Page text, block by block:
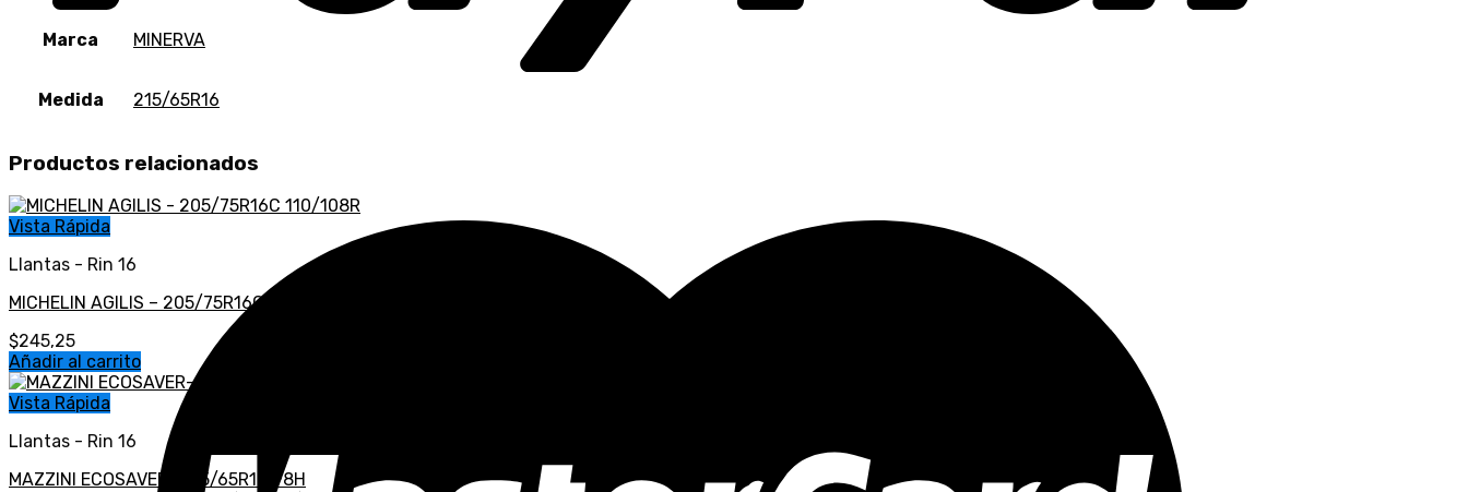
Marca MINERVA
Medida 215/65R16
Productos relacionados
Vista Rápida
Llantas - Rin 16
MICHELIN AGILIS – 205/75R16C 110/108R
$245,25
Añadir al carrito
Vista Rápida
Llantas - Rin 16
MAZZINI ECOSAVER- 215/65R16 98H